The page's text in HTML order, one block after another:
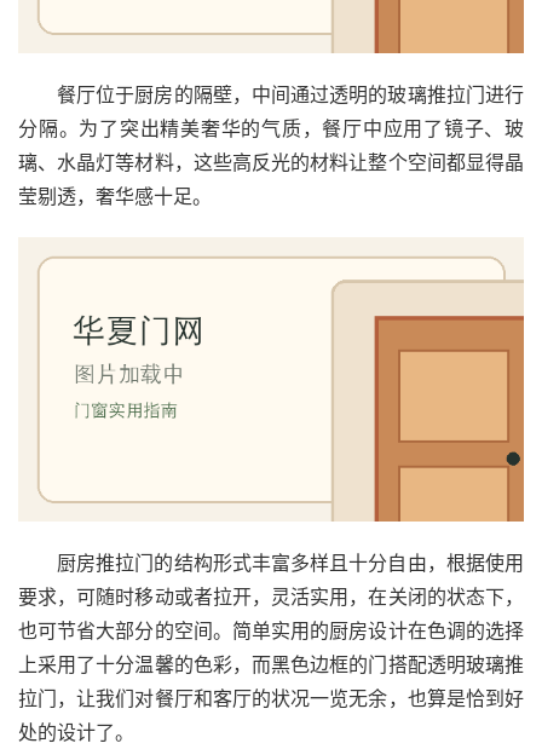
间
门
院
装
安
装
维
登录
餐厅位于厨房的隔壁，中间通过透明的玻璃推拉门进行
分隔。为了突出精美奢华的气质，餐厅中应用了镜子、玻
璃、水晶灯等材料，这些高反光的材料让整个空间都显得晶
莹剔透，奢华感十足。
厨房推拉门的结构形式丰富多样且十分自由，根据使用
要求，可随时移动或者拉开，灵活实用，在关闭的状态下，
也可节省大部分的空间。简单实用的厨房设计在色调的选择
上采用了十分温馨的色彩，而黑色边框的门搭配透明玻璃推
拉门，让我们对餐厅和客厅的状况一览无余，也算是恰到好
处的设计了。